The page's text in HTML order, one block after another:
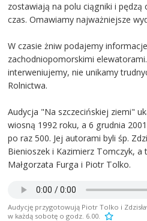
zostawiają na polu ciągniki i pędzą
czas. Omawiamy najważniejsze
W czasie żniw podajemy
zachodniopomorskimi
interweniujemy, nie unikamy
Rolnictwa.
Audycja "Na szczecińskiej ziemi"
wiosną 1992 roku, a 6 grudnia
po raz 500. Jej autorami byli śp.
Bienioszek i Kazimierz Tomczyk, a
Małgorzata Furga i Piotr Tolko.
Audycję przygotowują Piotr Tolko i
w każdą sobotę o godz. 6.00.